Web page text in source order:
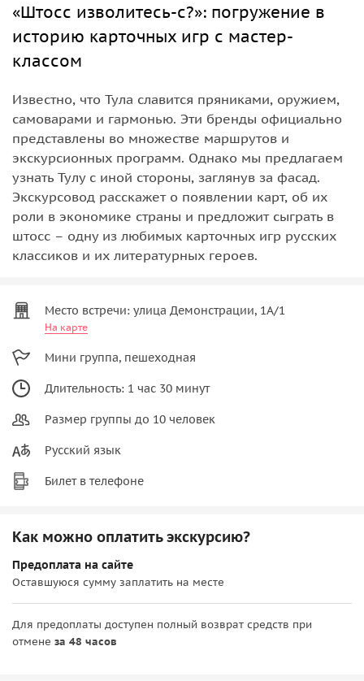
«Штосс изволитесь-с?»: погружение в
историю карточных игр с мастер-
классом
Известно, что Тула славится пряниками, оружием,
самоварами и гармонью. Эти бренды официально
представлены во множестве маршрутов и
экскурсионных программ. Однако мы предлагаем
узнать Тулу с иной стороны, заглянув за фасад.
Экскурсовод расскажет о появлении карт, об их
роли в экономике страны и предложит сыграть в
штосс – одну из любимых карточных игр русских
классиков и их литературных героев.
Место встречи: улица Демонстрации, 1А/1
На карте
Мини группа, пешеходная
Длительность: 1 час 30 минут
Размер группы до 10 человек
Русский язык
Билет в телефоне
Как можно оплатить экскурсию?
Предоплата на сайте
Оставшуюся сумму заплатить на месте
Для предоплаты доступен полный возврат средств при
отмене за 48 часов